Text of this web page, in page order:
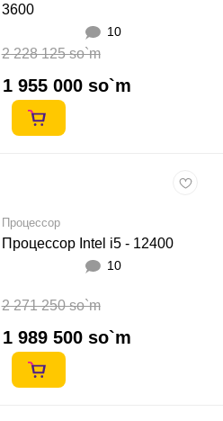
3600
10
2 228 125 so`m
1 955 000 so`m
Процессор
Процессор Intel i5 - 12400
10
2 271 250 so`m
1 989 500 so`m